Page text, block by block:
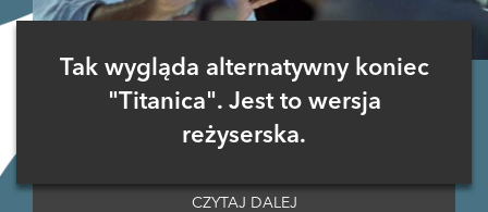
Tak wygląda alternatywny koniec
"Titanica". Jest to wersja
reżyserska.
CZYTAJ DALEJ